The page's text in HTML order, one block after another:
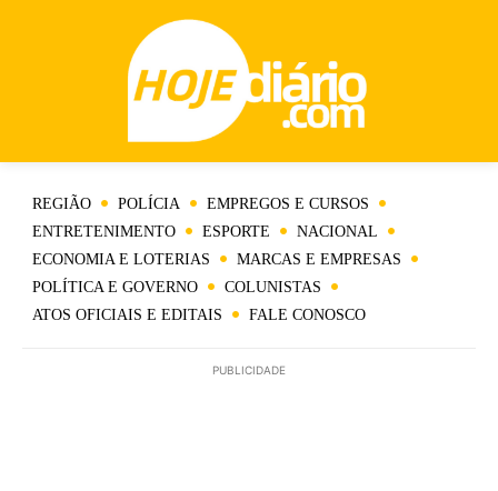
REGIÃO POLÍCIA
EMPREGOS E CURSOS
ENTRETENIMENTO
ESPORTE
NACIONAL
ECONOMIA E LOTERIAS
MARCAS E EMPRESAS
POLÍTICA E GOVERNO
COLUNISTAS
ATOS OFICIAIS E EDITAIS
FALE CONOSCO
PUBLICIDADE